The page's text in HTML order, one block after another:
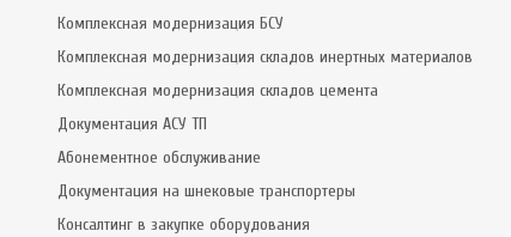
Комплексная модернизация БСУ
Комплексная модернизация складов инертных материалов
Комплексная модернизация складов цемента
Документация АСУ ТП
Абонементное обслуживание
Документация на шнековые транспортеры
Консалтинг в закупке оборудования